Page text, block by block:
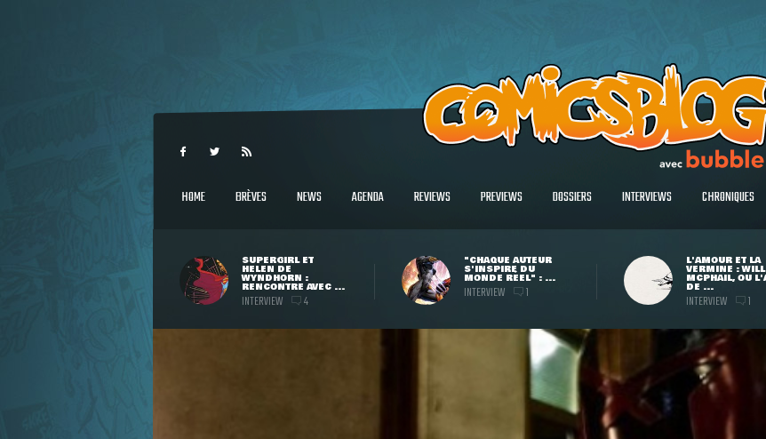
HOME BRÈVES NEWS AGENDA REVIEWS PREVIEWS DOSSIERS INTERVIEWS CHRONIQUES
SUPERGIRL ET
HELEN DE
WYNDHORN :
RENCONTRE AVEC ...
INTERVIEW 4
"CHAQUE AUTEUR
S'INSPIRE DU
MONDE RÉEL" : ...
INTERVIEW 1
L'AMOUR ET LA
VERMINE : WILL
MCPHAIL, OU
DE ...
INTERVIEW 1